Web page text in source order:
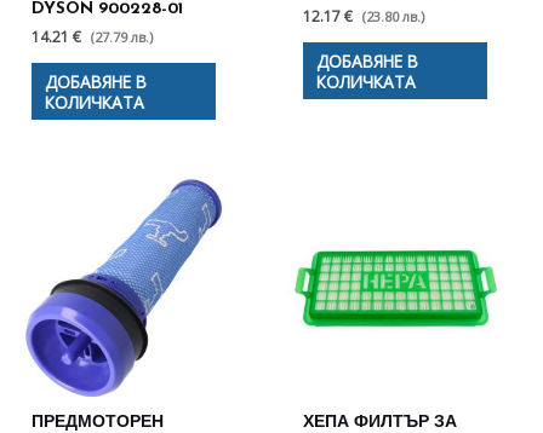
DYSON 900228-01
14.21 € (27.79 лв.)
ДОБАВЯНЕ В
КОЛИЧКАТА
12.17 € (23.80 лв.)
ДОБАВЯНЕ В
КОЛИЧКАТА
ПРЕДМОТОРЕН
ХЕПА ФИЛТЪР ЗА